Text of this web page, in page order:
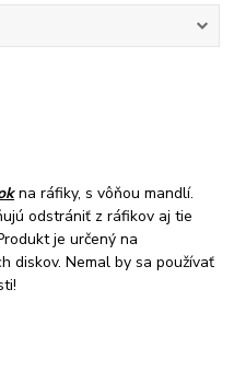
na ráfiky, s vôňou mandlí.
odstrániť z ráfikov aj tie
je určený na
diskov. Nemal by sa používať